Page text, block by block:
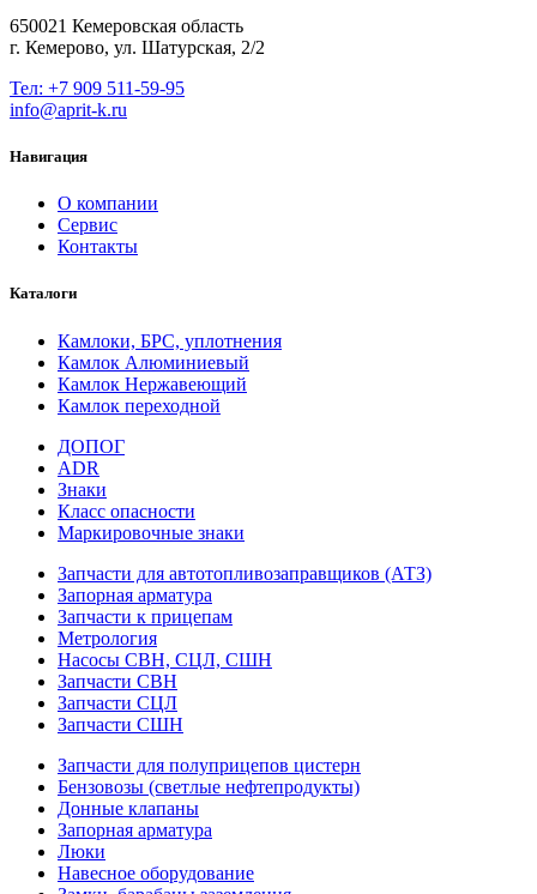
650021 Кемеровская область
г. Кемерово, ул. Шатурская, 2/2
Тел: +7 909 511-59-95
info@aprit-k.ru
Навигация
О компании
Сервис
Контакты
Каталоги
Камлоки, БРС, уплотнения
Камлок Алюминиевый
Камлок Нержавеющий
Камлок переходной
ДОПОГ
ADR
Знаки
Класс опасности
Маркировочные знаки
Запчасти для автотопливозаправщиков (АТЗ)
Запорная арматура
Запчасти к прицепам
Метрология
Насосы СВН, СЦЛ, СШН
Запчасти СВН
Запчасти СЦЛ
Запчасти СШН
Запчасти для полуприцепов цистерн
Бензовозы (светлые нефтепродукты)
Донные клапаны
Запорная арматура
Люки
Навесное оборудование